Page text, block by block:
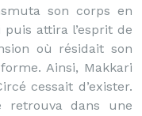
son corps en
attira l’esprit de
où résidait son
Ainsi, Makkari
cessait d’exister.
retrouva dans une